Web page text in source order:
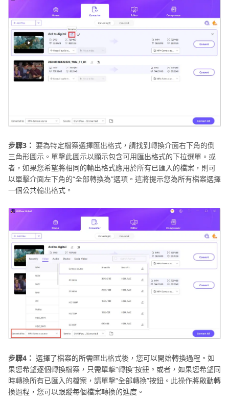
步驟3： 要為特定檔案選擇匯出格式，請找到轉換介面右下角的倒
三角形圖示。單擊此圖示以顯示包含可用匯出格式的下拉選單。或
者，如果您希望將相同的輸出格式應用於所有已匯入的檔案，則可
以單擊介面左下角的“全部轉換為”選項。這將提示您為所有檔案選擇
一個公共輸出格式。
步驟4： 選擇了檔案的所需匯出格式後，您可以開始轉換過程。如
果您希望逐個轉換檔案，只需單擊“轉換”按鈕。或者，如果您希望同
時轉換所有已匯入的檔案，請單擊“全部轉換”按鈕。此操作將啟動轉
換過程，您可以跟蹤每個檔案轉換的進度。